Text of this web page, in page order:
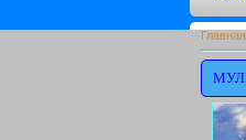
Главная